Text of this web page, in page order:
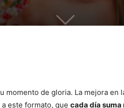
momento de gloria. La mejora en
este formato, que cada día suma